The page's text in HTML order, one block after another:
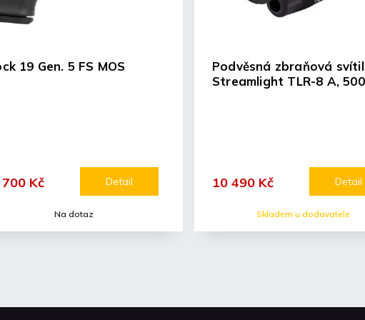
19 Gen. 5 FS MOS
Na dotaz
Kč Detail
Podvěsná zbraňová
Streamlight TLR-8 A,
Skladem u dodavatele
10 490 Kč Detail